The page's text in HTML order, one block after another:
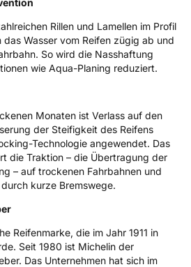
(GPSR)
FRANCAISE DES
Frankreich, contact@tc.michelin.eu
Rillen und Lamellen im Profil
Wasser vom Reifen zügig ab und
So wird die Nasshaftung
wie Aqua-Planing reduziert.
Monaten ist Verlass auf den
der Steifigkeit des Reifens
Technologie angewendet. Das
die Traktion – die Übertragung der
– auf trockenen Fahrbahnen und
kurze Bremswege.
Reifenmarke, die im Jahr 1911 in
Seit 1980 ist Michelin der
Das Unternehmen hat sich im